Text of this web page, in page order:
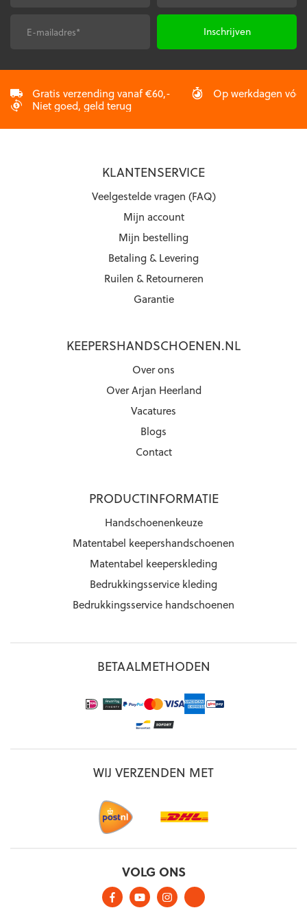
productpagina
op
Gratis verzending vanaf €60,-
Op werkdagen
Niet goed, geld terug
KLANTENSERVICE
Veelgestelde vragen (FAQ)
Mijn account
Mijn bestelling
Betaling & Levering
Ruilen & Retourneren
Garantie
KEEPERSHANDSCHOENEN.NL
Over ons
Over Arjan Heerland
Vacatures
Blogs
Contact
PRODUCTINFORMATIE
Handschoenenkeuze
Matentabel keepershandschoenen
Matentabel keeperskleding
Bedrukkingsservice kleding
Bedrukkingsservice handschoenen
BETAALMETHODEN
WIJ VERZENDEN MET